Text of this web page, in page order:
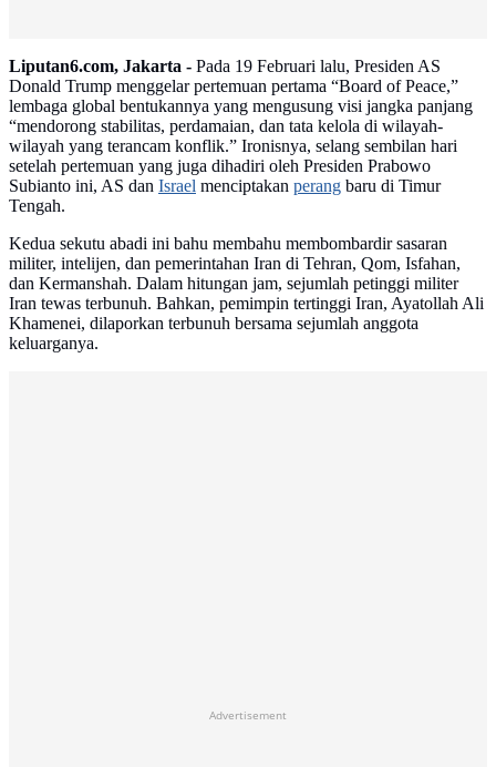
Liputan6.com, Jakarta - Pada 19 Februari lalu, Presiden AS
Donald Trump menggelar pertemuan pertama “Board of Peace,”
lembaga global bentukannya yang mengusung visi jangka panjang
“mendorong stabilitas, perdamaian, dan tata kelola di wilayah-
wilayah yang terancam konflik.” Ironisnya, selang sembilan hari
setelah pertemuan yang juga dihadiri oleh Presiden Prabowo
Subianto ini, AS dan Israel menciptakan perang baru di Timur
Tengah.
Kedua sekutu abadi ini bahu membahu membombardir sasaran
militer, intelijen, dan pemerintahan Iran di Tehran, Qom, Isfahan,
dan Kermanshah. Dalam hitungan jam, sejumlah petinggi militer
Iran tewas terbunuh. Bahkan, pemimpin tertinggi Iran, Ayatollah Ali
Khamenei, dilaporkan terbunuh bersama sejumlah anggota
keluarganya.
Advertisement